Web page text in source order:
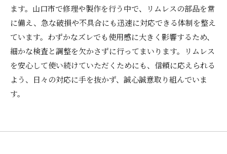
ます。山口市で修理や製作を行う中で、リムレスの部品を常
に備え、急な破損や不具合にも迅速に対応できる体制を整え
ています。わずかなズレでも使用感に大きく影響するため、
細かな検査と調整を欠かさずに行ってまいります。リムレス
を安心して使い続けていただくためにも、信頼に応えられる
よう、日々の対応に手を抜かず、誠心誠意取り組んでいま
す。